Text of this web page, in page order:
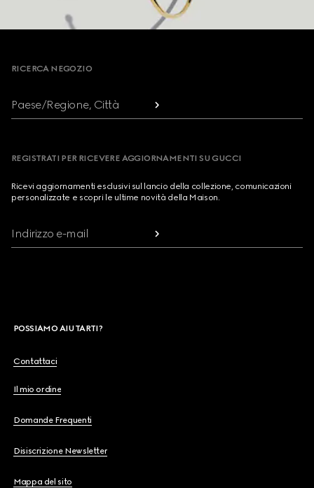
Footer
RICERCA NEGOZIO
Paese/Regione, Città
REGISTRATI PER RICEVERE AGGIORNAMENTI SU GUCCI
Ricevi aggiornamenti esclusivi sul lancio della collezione, comunicazioni
personalizzate e scopri le ultime novità della Maison.
Indirizzo e-mail
POSSIAMO AIUTARTI?
Contattaci
Il mio ordine
Domande Frequenti
Disiscrizione Newsletter
Mappa del sito